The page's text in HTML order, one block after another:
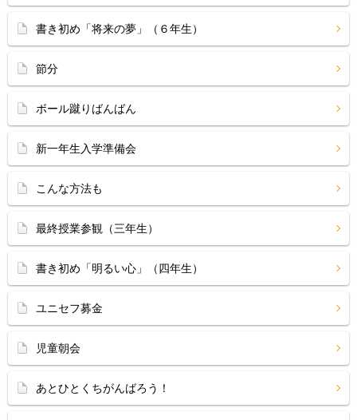
書き初め「将来の夢」（６年生）
節分
ボール蹴りばんばん
新一年生入学準備会
こんな方法も
最終授業参観（三年生）
書き初め「明るい心」（四年生）
ユニセフ募金
児童朝会
あとひとくちがんばろう！